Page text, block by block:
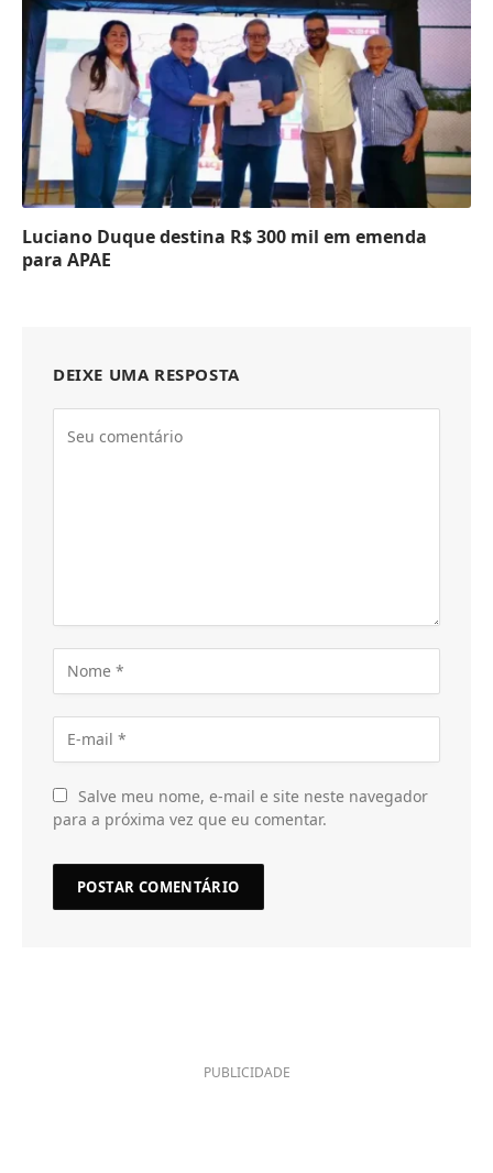
Luciano Duque destina R$ 300 mil em emenda
para APAE
DEIXE UMA RESPOSTA
Salve meu nome, e-mail e site neste navegador
para a próxima vez que eu comentar.
PUBLICIDADE